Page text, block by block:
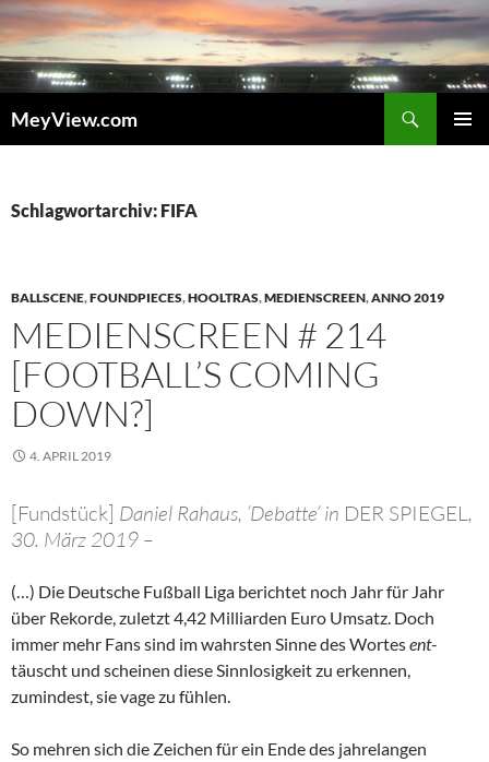
Zum
Inhalt
springen
MeyView.com
Schlagwortarchiv: FIFA
BALLSCENE,FOUNDPIECES,HOOLTRAS,MEDIENSCREEN,ANNO 2019
MEDIENSCREEN # 214
[FOOTBALL’S COMING
DOWN?]
4. APRIL 2019
[Fundstück] Daniel Rahaus, ’Debatte’ in DER SPIEGEL,
30. März 2019 –
(…) Die Deutsche Fußball Liga berichtet noch Jahr für Jahr
über Rekorde, zuletzt 4,42 Milliarden Euro Umsatz. Doch
immer mehr Fans sind im wahrsten Sinne des Wortesent-
täuscht und scheinen diese Sinnlosigkeit zu erkennen,
zumindest, sie vage zu fühlen.
So mehren sich die Zeichen für ein Ende des jahrelangen